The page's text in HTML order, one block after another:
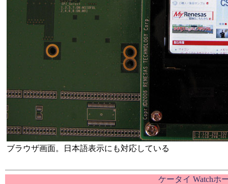
ブラウザ画面。日本語表示にも対応している
ケータイ Watchホ